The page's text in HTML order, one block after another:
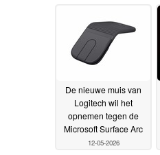
De nieuwe muis van
Logitech wil het
opnemen tegen de
Microsoft Surface Arc
12-05-2026